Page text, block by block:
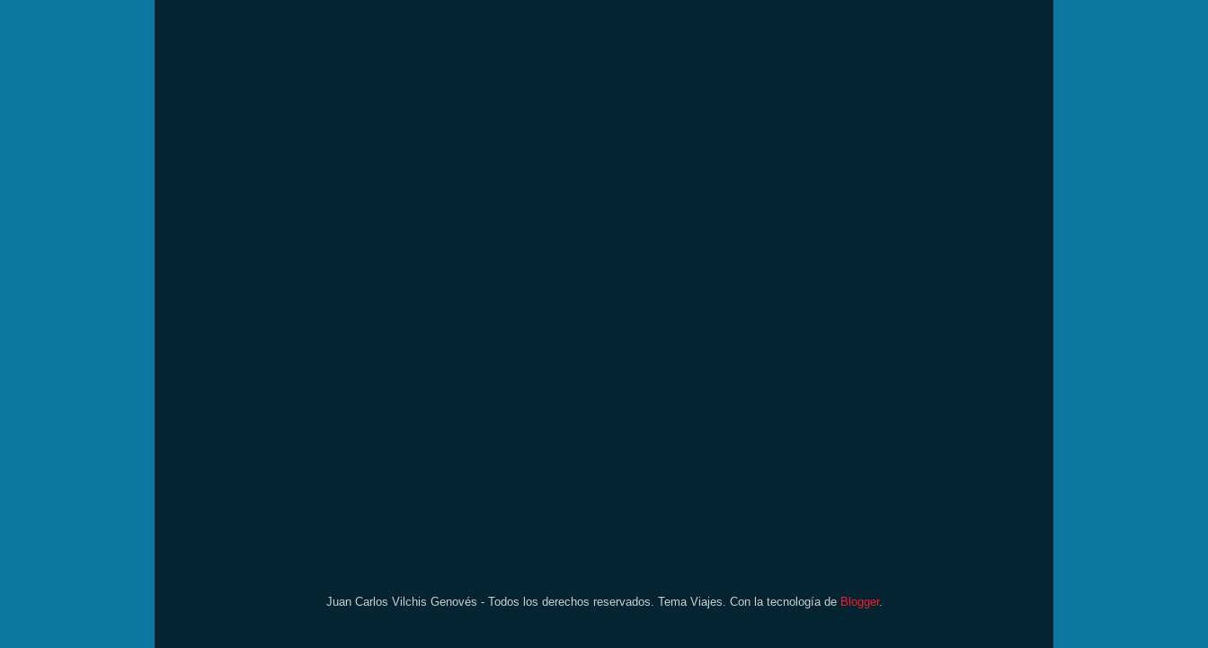
Juan Carlos Vilchis Genovés - Todos los derechos reservados. Tema Viajes. Con la tecnología de Blogger.